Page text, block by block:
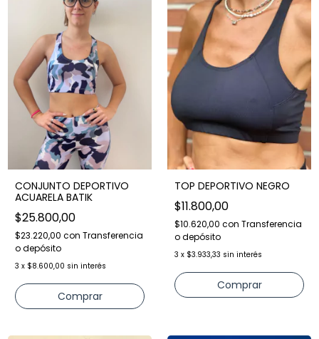
CONJUNTO DEPORTIVO
ACUARELA BATIK
$25.800,00
$23.220,00 con Transferencia
o depósito
3 x $8.600,00 sin interés
Comprar
TOP DEPORTIVO NEGRO
$11.800,00
$10.620,00 con Transferencia
o depósito
3 x $3.933,33 sin interés
Comprar